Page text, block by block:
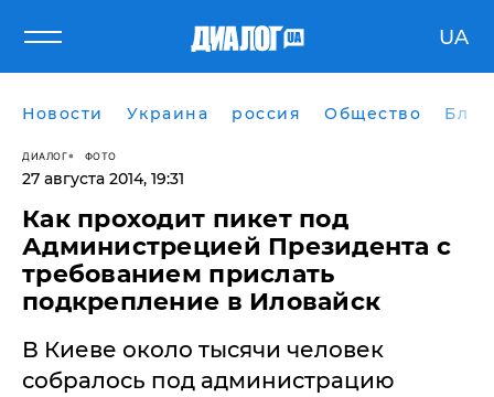
UA
Новости Украина россия Общество
ДИАЛОГ ФОТО
27 августа 2014, 19:31
Как проходит пикет под
Администрецией Президента с
требованием прислать
подкрепление в Иловайск
В Киеве около тысячи человек
собралось под администрацию